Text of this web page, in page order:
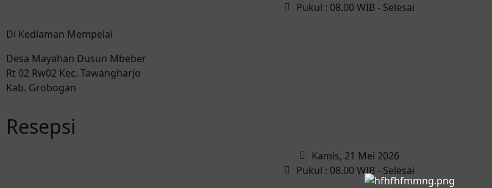
Pukul : 08.00 WIB - Selesai
Di Kediaman Mempelai
Desa Mayahan Dusun Mbeber
Rt 02 Rw02 Kec. Tawangharjo
Kab. Grobogan
Resepsi
Kamis, 21 Mei 2026
Pukul : 08.00 WIB - Selesai